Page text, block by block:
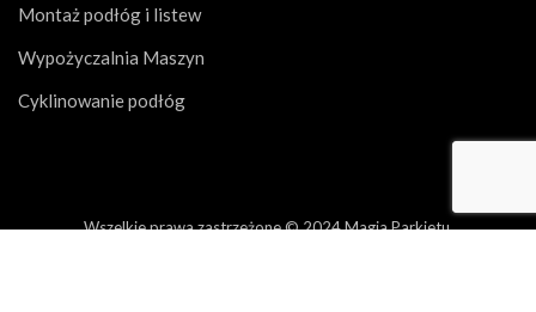
Montaż podłóg i listew
Wypożyczalnia Maszyn
Cyklinowanie podłóg
Wszelkie prawa zastrzeżone © 2024 Magia Parkietu.